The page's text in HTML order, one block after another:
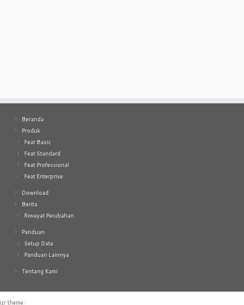
Beranda
Produk
Feat Basic
Feat Standard
Feat Professional
Feat Enterprise
Download
Berita
Riwayat Perubahan
Panduan
Setup Data
Panduan Lainnya
Tentang Kami
theme ·